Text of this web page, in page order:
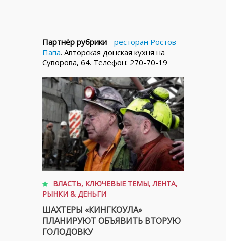
Партнёр рубрики - ресторан Ростов-
Папа. Авторская донская кухня на
Суворова, 64. Телефон: 270-70-19
ВЛАСТЬ, КЛЮЧЕВЫЕ ТЕМЫ,ЛЕНТА,
РЫНКИ & ДЕНЬГИ
ШАХТЕРЫ «КИНГКОУЛА»
ПЛАНИРУЮТ ОБЪЯВИТЬ ВТОРУЮ
ГОЛОДОВКУ